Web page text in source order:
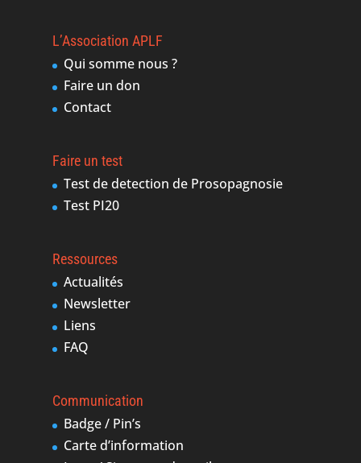
L’Association APLF
Qui somme nous ?
Faire un don
Contact
Faire un test
Test de detection de Prosopagnosie
Test PI20
Ressources
Actualités
Newsletter
Liens
FAQ
Communication
Badge / Pin’s
Carte d’information